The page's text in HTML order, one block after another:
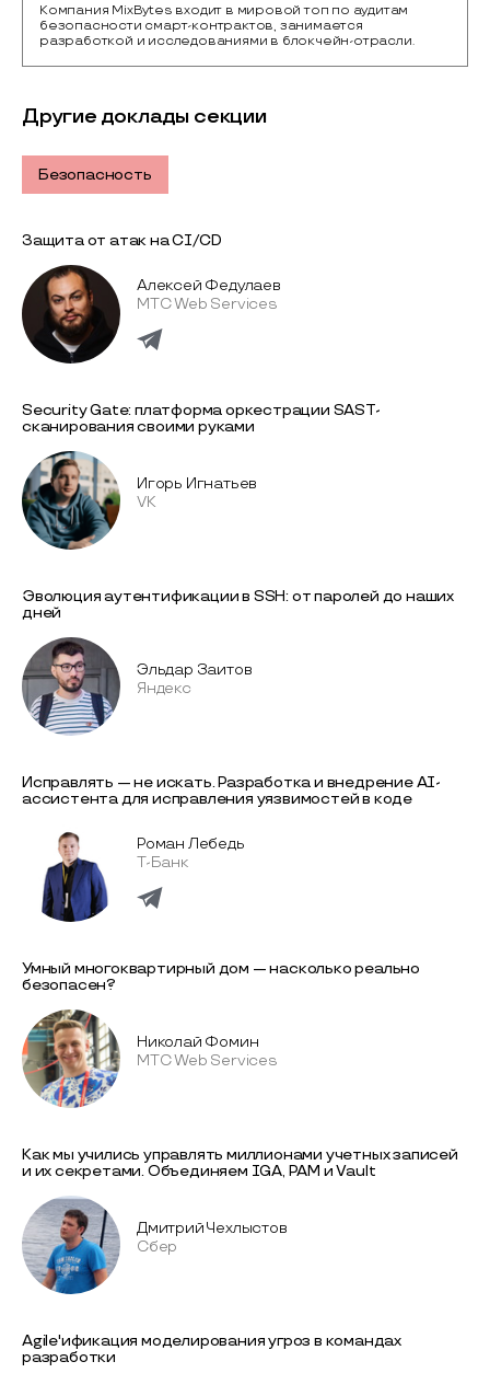
Компания MixBytes входит в мировой топ по аудитам
безопасности смарт-контрактов, занимается
разработкой и исследованиями в блокчейн-отрасли.
Другие доклады секции
Безопасность
Защита от атак на CI/CD
Алексей Федулаев
МТС Web Services
Security Gate: платформа оркестрации SAST-
сканирования своими руками
Игорь Игнатьев
VK
Эволюция аутентификации в SSH: от паролей до наших
дней
Эльдар Заитов
Яндекс
Исправлять — не искать. Разработка и внедрение AI-
ассиcтента для исправления уязвимоcтей в коде
Роман Лебедь
Т-Банк
Умный многоквартирный дом — насколько реально
безопасен?
Николай Фомин
МТС Web Services
Как мы учились управлять миллионами учетных записей
и их секретами. Объединяем IGA, PAM и Vault
Дмитрий Чехлыстов
Сбер
Agile'ификация моделирования угроз в командах
разработки